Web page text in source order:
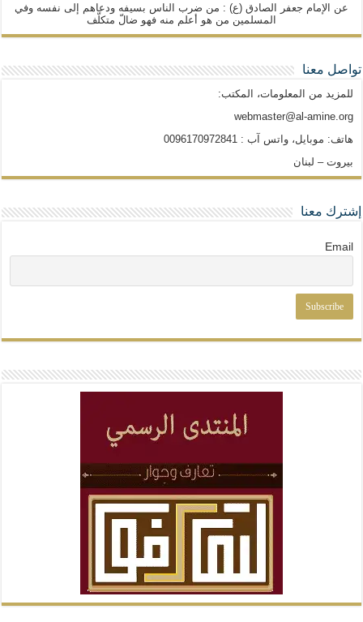
عن الإمام جعفر الصادق (ع) : من ضرب الناس بسيفه ودعاهم إلى نفسه وفي
المسلمين من هو أعلم منه فهو ضالّ متكلّف
تواصل معنا
للمزيد من المعلومات، المكتب:
webmaster@al-amine.org
هاتف: موبايل، واتس آب : 0096170972841
بيروت – لبنان
إشترك معنا
Email